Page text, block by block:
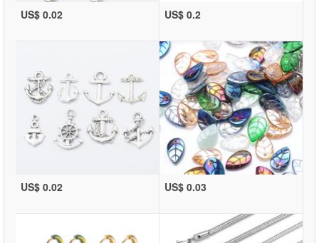
US$ 0.02 US$ 0.2
US$ 0.02 US$ 0.03